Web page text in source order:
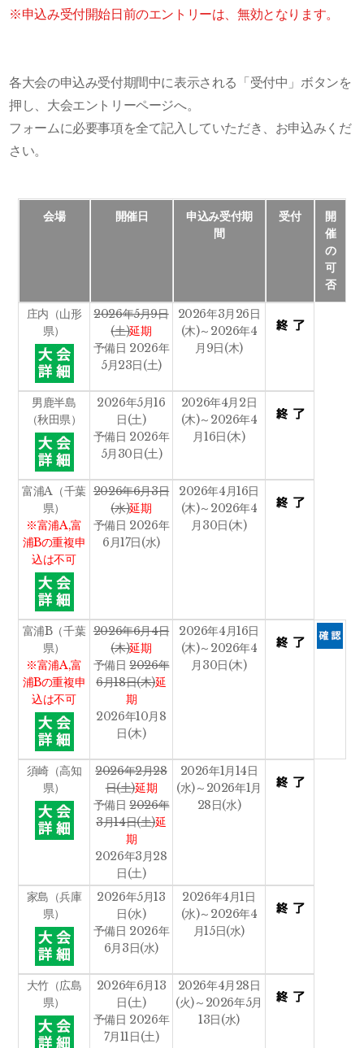
※申込み受付開始日前のエントリーは、無効となります。
各大会の申込み受付期間中に表示される「受付中」ボタンを
押し、大会エントリーページへ。
フォームに必要事項を全て記入していただき、お申込みくだ
さい。
会場 開催日
申込み受付期
間
受付
開
催
の
可
否
庄内（山形
県）
2026年5月9日
(土)延期
予備日 2026年
5月23日(土)
2026年3月26日
(木)～2026年4
月9日(木)
男鹿半島
（秋田県）
2026年5月16
日(土)
予備日 2026年
5月30日(土)
2026年4月2日
(木)～2026年4
月16日(木)
富浦A（千葉
県）
※富浦A,富
浦Bの重複申
込は不可
2026年6月3日
(水)延期
予備日 2026年
6月17日(水)
2026年4月16日
(木)～2026年4
月30日(木)
富浦B（千葉
県）
※富浦A,富
浦Bの重複申
込は不可
2026年6月4日
(木)延期
予備日2026年
6月18日(木)延
期
2026年10月8
日(木)
2026年4月16日
(木)～2026年4
月30日(木)
須崎（高知
県）
2026年2月28
日(土)延期
予備日2026年
3月14日(土)延
期
2026年3月28
日(土)
2026年1月14日
(水)～2026年1月
28日(水)
家島（兵庫
県）
2026年5月13
日(水)
予備日 2026年
6月3日(水)
2026年4月1日
(水)～2026年4
月15日(水)
大竹（広島
県）
2026年6月13
日(土)
予備日 2026年
7月11日(土)
2026年4月28日
(火)～2026年5月
13日(水)